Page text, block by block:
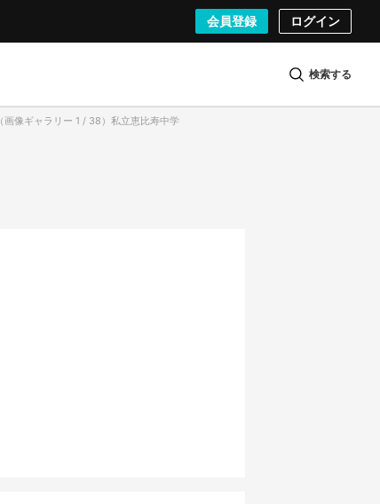
会員登録 ログイン
検索する
（画像ギャラリー 1 / 38）私立恵比寿中学